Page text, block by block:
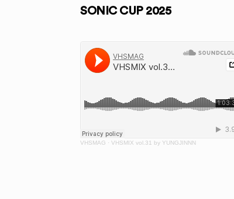
SONIC CUP 2025
VHSMAG · VHSMIX vol.31 by YUNGJINNN